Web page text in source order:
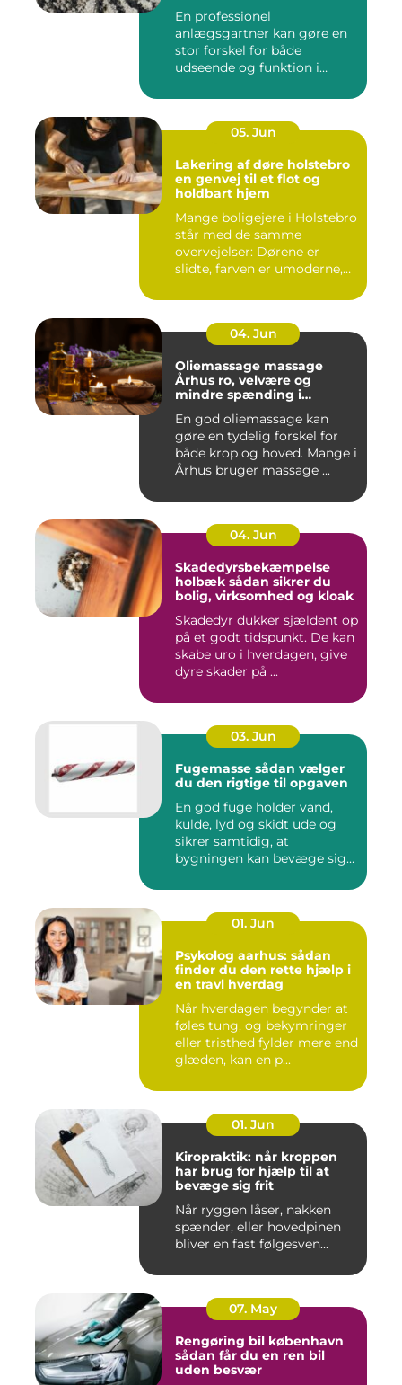
En professionel
anlægsgartner kan gøre en
stor forskel for både
udseende og funktion i
05. Jun
Lakering af døre holstebro
en genvej til et flot og
holdbart hjem
Mange boligejere i Holstebro
står med de samme
overvejelser: Dørene er
slidte, farven er umoderne,
04. Jun
Oliemassage massage
Århus ro, velvære og
mindre spænding i
En god oliemassage kan
gøre en tydelig forskel for
både krop og hoved. Mange i
Århus bruger massage ...
04. Jun
Skadedyrsbekæmpelse
holbæk sådan sikrer du
bolig, virksomhed og kloak
Skadedyr dukker sjældent op
på et godt tidspunkt. De kan
skabe uro i hverdagen, give
dyre skader på ...
03. Jun
Fugemasse sådan vælger
du den rigtige til opgaven
En god fuge holder vand,
kulde, lyd og skidt ude og
sikrer samtidig, at
bygningen kan bevæge sig
01. Jun
Psykolog aarhus: sådan
finder du den rette hjælp i
en travl hverdag
Når hverdagen begynder at
føles tung, og bekymringer
eller tristhed fylder mere end
glæden, kan en p...
01. Jun
Kiropraktik: når kroppen
har brug for hjælp til at
bevæge sig frit
Når ryggen låser, nakken
spænder, eller hovedpinen
bliver en fast følgesven...
07. May
Rengøring bil københavn
sådan får du en ren bil
uden besvær